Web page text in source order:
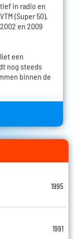
in radio en
(Super 50),
en 2009
een
nog steeds
binnen de
1995
1991